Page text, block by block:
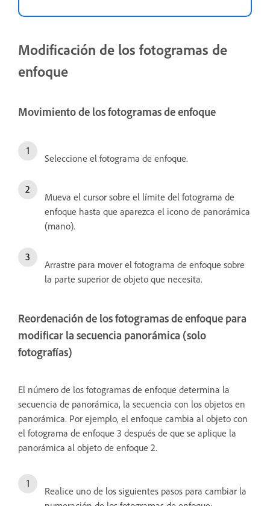
Modificación de los fotogramas de
enfoque
Movimiento de los fotogramas de enfoque
Seleccione el fotograma de enfoque.
Mueva el cursor sobre el límite del fotograma de
enfoque hasta que aparezca el icono de panorámica
(mano).
Arrastre para mover el fotograma de enfoque sobre
la parte superior de objeto que necesita.
Reordenación de los fotogramas de enfoque para
modificar la secuencia panorámica (solo
fotografías)
El número de los fotogramas de enfoque determina la
secuencia de panorámica, la secuencia con los objetos en
panorámica. Por ejemplo, el enfoque cambia al objeto con
el fotograma de enfoque 3 después de que se aplique la
panorámica al objeto de enfoque 2.
Realice uno de los siguientes pasos para cambiar la